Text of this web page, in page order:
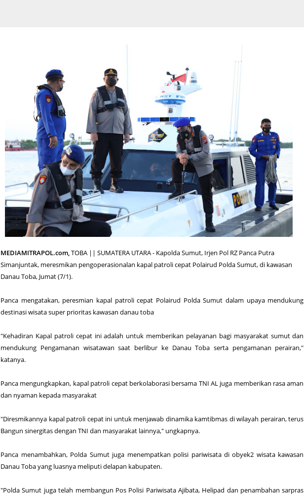
MEDIAMITRAPOL.com,TOBA || SUMATERA UTARA - Kapolda Sumut, Irjen Pol RZ Panca Putra
Simanjuntak, meresmikan pengoperasionalan kapal patroli cepat Polairud Polda Sumut, di kawasan
Danau Toba, Jumat (7/1).
Panca mengatakan, peresmian kapal patroli cepat Polairud Polda Sumut dalam upaya mendukung
destinasi wisata super prioritas kawasan danau toba
"Kehadiran Kapal patroli cepat ini adalah untuk memberikan pelayanan bagi masyarakat sumut dan
mendukung Pengamanan wisatawan saat berlibur ke Danau Toba serta pengamanan perairan,"
katanya.
Panca mengungkapkan, kapal patroli cepat berkolaborasi bersama TNI AL juga memberikan rasa aman
dan nyaman kepada masyarakat
"Diresmikannya kapal patroli cepat ini untuk menjawab dinamika kamtibmas di wilayah perairan, terus
Bangun sinergitas dengan TNI dan masyarakat lainnya," ungkapnya.
Panca menambahkan, Polda Sumut juga menempatkan polisi pariwisata di obyek2 wisata kawasan
Danau Toba yang luasnya meliputi delapan kabupaten.
"Polda Sumut juga telah membangun Pos Polisi Pariwisata Ajibata, Helipad dan penambahan sarpras